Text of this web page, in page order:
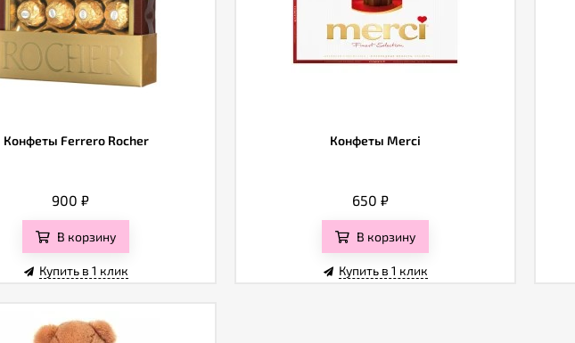
Конфеты Ferrero Rocher
900 ₽
В корзину
Купить в 1 клик
Конфеты Merci
650 ₽
В корзину
Купить в 1 клик